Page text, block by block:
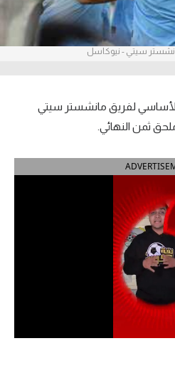
سيتي - نيوكاسل
الأساسي لفريق مانشستر سيتي
ثمن النهائي.